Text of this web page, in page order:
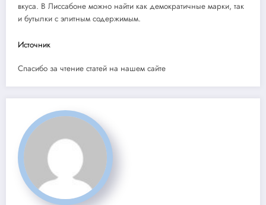
вкуса. В Лиссабоне можно найти как демократичные марки, так
и бутылки с элитным содержимым.
Источник
Спасибо за чтение статей на нашем сайте